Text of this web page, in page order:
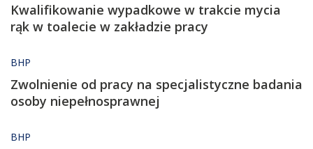
Kwalifikowanie wypadkowe w trakcie mycia
rąk w toalecie w zakładzie pracy
BHP
Zwolnienie od pracy na specjalistyczne badania
osoby niepełnosprawnej
BHP